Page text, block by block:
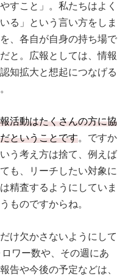
すこと」。私たちはよく
る」という言い方をしま
、各自が自身の持ち場で
と。広報としては、情報
知拡大と想起につなげる
活動はたくさんの方に協
ということです。ですか
う考え方は捨て、例えば
も、リーチしたい対象に
精査するようにしていま
ものですからね。
け欠かさないようにして
ワー数や、その週にあ
告や今後の予定などは、